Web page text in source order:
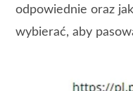
odpowiednie oraz
wybierać, aby